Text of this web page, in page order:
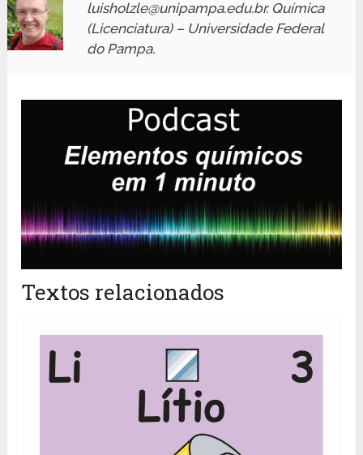
luisholzle@unipampa.edu.br. Química
(Licenciatura) – Universidade Federal
do Pampa.
Textos relacionados